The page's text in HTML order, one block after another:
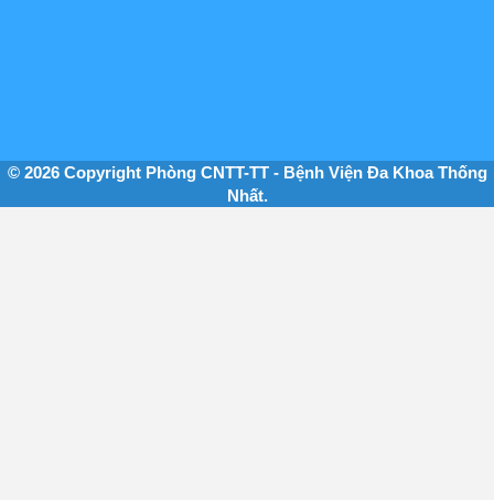
© 2026 Copyright Phòng CNTT-TT - Bệnh Viện Đa Khoa Thống
Nhất.